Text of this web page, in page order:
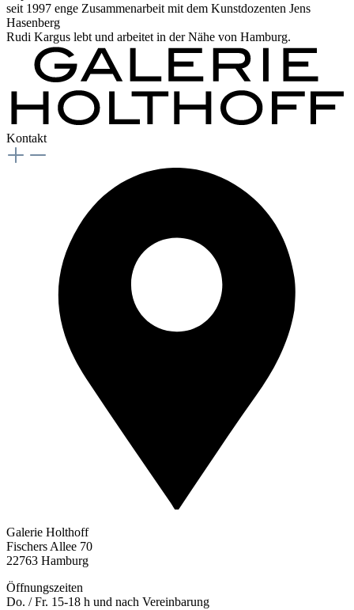
seit 1997 enge Zusammenarbeit mit dem Kunstdozenten Jens
Hasenberg
Rudi Kargus lebt und arbeitet in der Nähe von Hamburg.
Kontakt
Galerie Holthoff
Fischers Allee 70
22763 Hamburg
Öffnungszeiten
Do. / Fr. 15-18 h und nach Vereinbarung